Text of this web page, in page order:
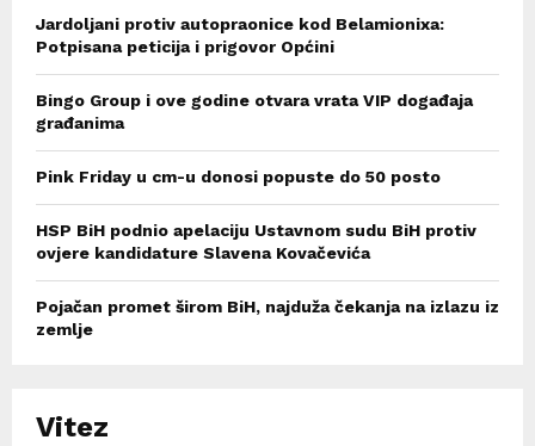
Jardoljani protiv autopraonice kod Belamionixa:
Potpisana peticija i prigovor Općini
Bingo Group i ove godine otvara vrata VIP događaja
građanima
Pink Friday u cm-u donosi popuste do 50 posto
HSP BiH podnio apelaciju Ustavnom sudu BiH protiv
ovjere kandidature Slavena Kovačevića
Pojačan promet širom BiH, najduža čekanja na izlazu iz
zemlje
Vitez